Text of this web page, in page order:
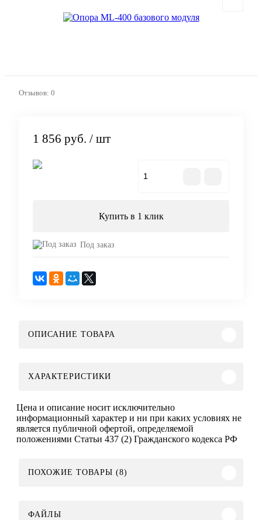
Отзывов: 0
1 856 руб. / шт
Купить в 1 клик
Под заказ
ОПИСАНИЕ ТОВАРА
ХАРАКТЕРИСТИКИ
Цена и описание носит исключительно
информационный характер и ни при каких условиях не
является публичной офертой, определяемой
положениями Статьи 437 (2) Гражданского кодекса РФ
ПОХОЖИЕ ТОВАРЫ (8)
ФАЙЛЫ